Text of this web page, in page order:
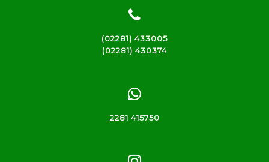
(02281) 433005
(02281) 430374
2281 415750